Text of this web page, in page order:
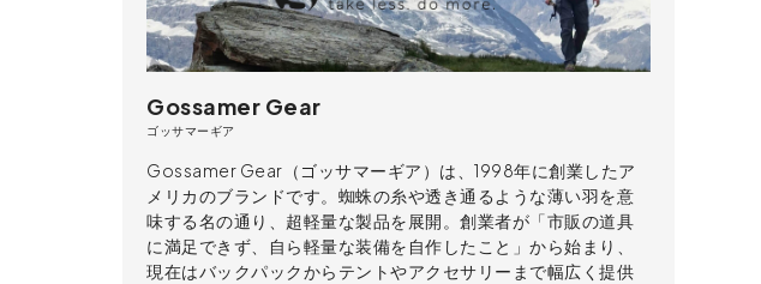
Gossamer Gear
ゴッサマーギア
Gossamer Gear（ゴッサマーギア）は、1998年に創業したア
メリカのブランドです。蜘蛛の糸や透き通るような薄い羽を意
味する名の通り、超軽量な製品を展開。創業者が「市販の道具
に満足できず、自ら軽量な装備を自作したこと」から始まり、
現在はバックパックからテントやアクセサリーまで幅広く提供